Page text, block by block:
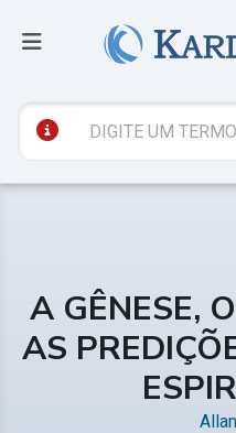
A GÊNESE,
AS